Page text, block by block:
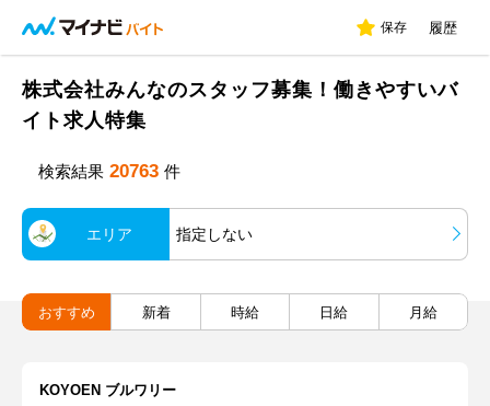
保存 履歴
株式会社みんなのスタッフ募集！働きやすいバ
イト求人特集
検索結果 20763 件
エリア 指定しない
おすすめ 新着 時給 日給 月給
KOYOEN ブルワリー